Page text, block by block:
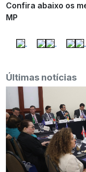
Confira abaixo os
MP
Últimas notícias